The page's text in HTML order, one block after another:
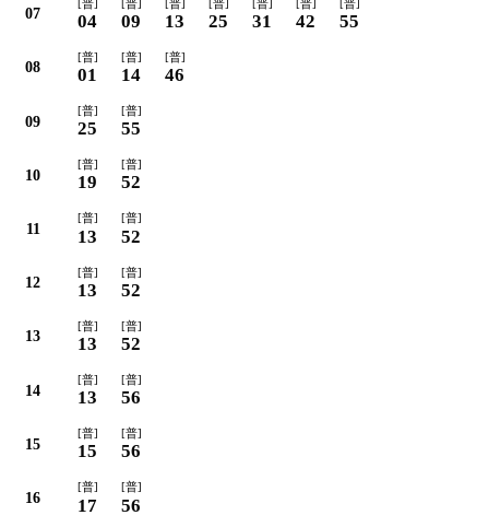
07
[普]
04
[普]
09
[普]
13
[普]
25
[普]
31
[普]
42
[普]
55
08
[普]
01
[普]
14
[普]
46
09
[普]
25
[普]
55
10
[普]
19
[普]
52
11
[普]
13
[普]
52
12
[普]
13
[普]
52
13
[普]
13
[普]
52
14
[普]
13
[普]
56
15
[普]
15
[普]
56
16
[普]
17
[普]
56